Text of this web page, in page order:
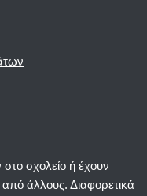
στο σχολείο ή έχουν
από άλλους. Διαφορετικά